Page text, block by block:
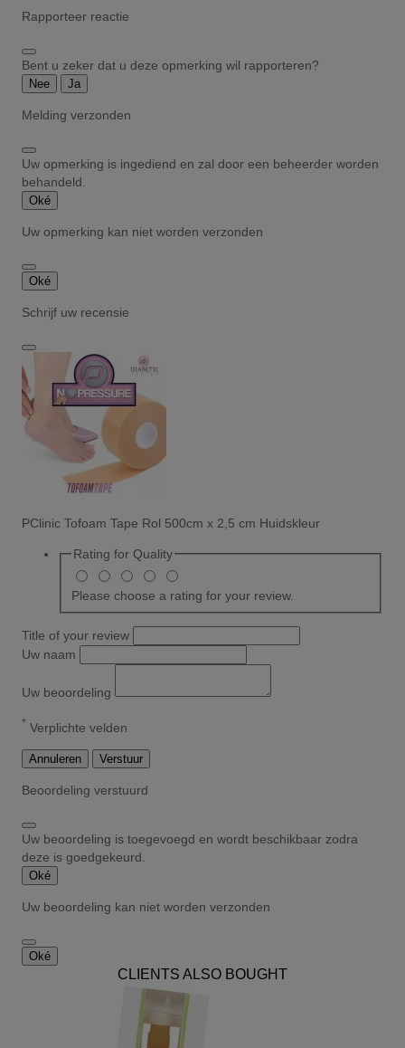
Rapporteer reactie
Bent u zeker dat u deze opmerking wil rapporteren?
Nee Ja
Melding verzonden
Uw opmerking is ingediend en zal door een beheerder worden
behandeld.
Oké
Uw opmerking kan niet worden verzonden
Oké
Schrijf uw recensie
PClinic Tofoam Tape Rol 500cm x 2,5 cm Huidskleur
Rating for Quality
Please choose a rating for your review.
Title of your review
Uw naam
Uw beoordeling
* Verplichte velden
Annuleren Verstuur
Beoordeling verstuurd
Uw beoordeling is toegevoegd en wordt beschikbaar zodra
deze is goedgekeurd.
Oké
Uw beoordeling kan niet worden verzonden
Oké
CLIENTS ALSO BOUGHT